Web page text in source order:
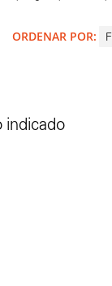
ORDENAR POR:
indicado